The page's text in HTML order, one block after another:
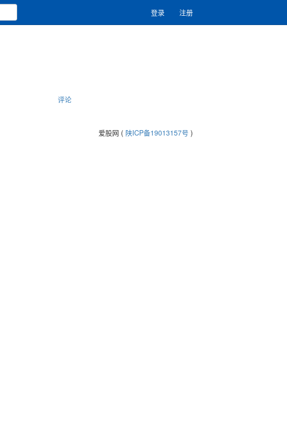
登录 注册
评论
爱股网 ( 陕ICP备19013157号 )